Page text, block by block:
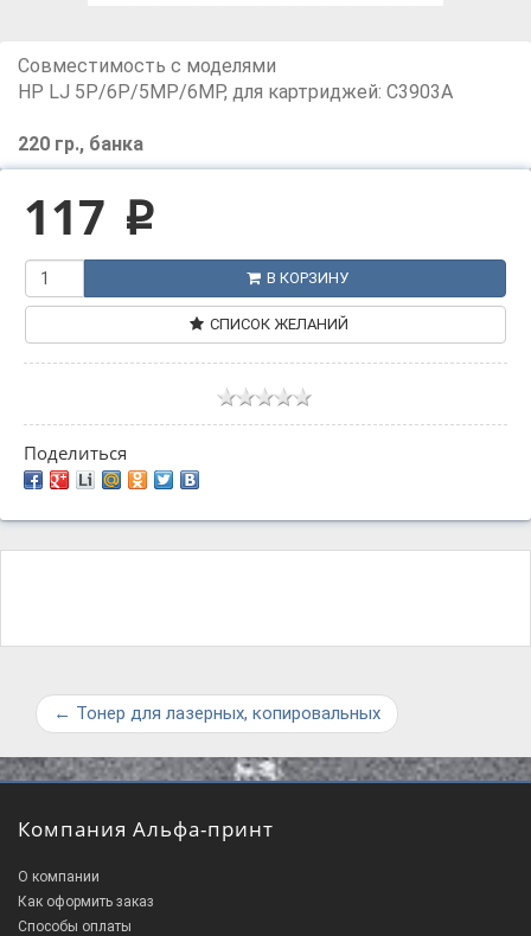
Совместимость с моделями
HP LJ 5P/6P/5MP/6MP, для картриджей: С3903A
220 гр., банка
117 p
В КОРЗИНУ
СПИСОК ЖЕЛАНИЙ
Поделиться
← Тонер для лазерных, копировальных
Компания Альфа-принт
О компании
Как оформить заказ
Способы оплаты